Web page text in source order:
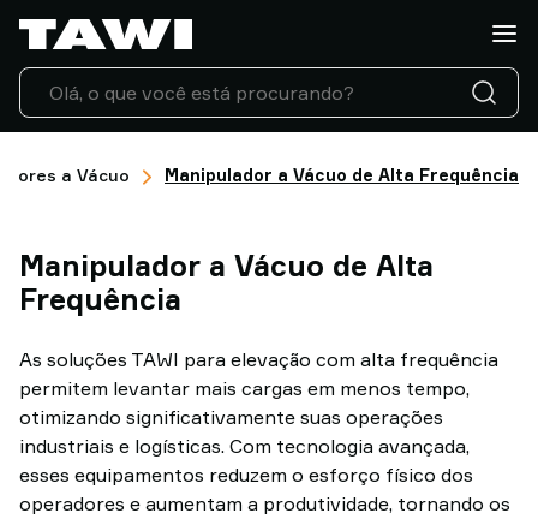
a Vácuo Manipulador a Vácuo de Alta Frequência
Manipulador a Vácuo de Alta
Frequência
As soluções TAWI para elevação com alta frequência
permitem levantar mais cargas em menos tempo,
otimizando significativamente suas operações
industriais e logísticas. Com tecnologia avançada,
esses equipamentos reduzem o esforço físico dos
operadores e aumentam a produtividade, tornando os
O
que
você
quer
manusear?
TAWI
Serviço
e
suporte
Casos
sucesso
Blog
TAWI